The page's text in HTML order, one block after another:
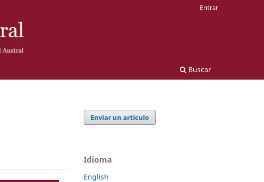
Buscar
Entrar
Enviar un artículo
Idioma
English